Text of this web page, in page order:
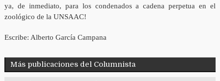
ya, de inmediato, para los condenados a cadena perpetua en el
zoológico de la UNSAAC!
Escribe: Alberto García Campana
Más publicaciones del Columnista